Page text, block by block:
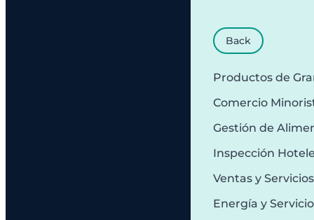
Back
Productos de
Comercio
Gestión de
Inspección
Ventas y
Energía y